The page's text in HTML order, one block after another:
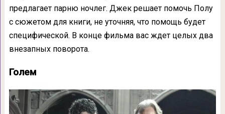
предлагает парню ночлег. Джек решает помочь Полу
с сюжетом для книги, не уточняя, что помощь будет
специфической. В конце фильма вас ждет целых два
внезапных поворота.
Голем